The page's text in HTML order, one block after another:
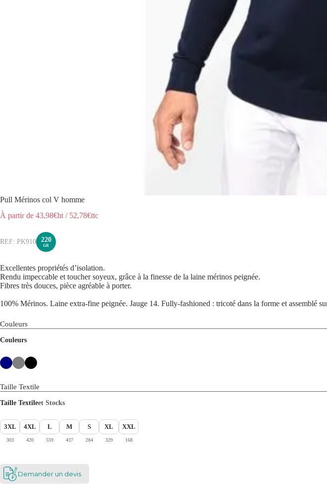
Pull Mérinos col V homme
À partir de 43,98€ht / 52,78€ttc
PK910 220
GR
Excellentes propriétés d’isolation.
Rendu impeccable et toucher soyeux, grâce à la finesse de la laine mérinos peignée.
Fibres très douces, pièce agréable à porter.
100% Mérinos. Laine extra-fine peignée. Jauge 14. Fully-fashioned : tricoté dans la forme et assemblé
Couleurs
Couleurs
Taille Textile
Taille Textileet Stocks
3XL
303
4XL
420
L
559
M
437
S
284
XL
329
XXL
168
Demander un devis